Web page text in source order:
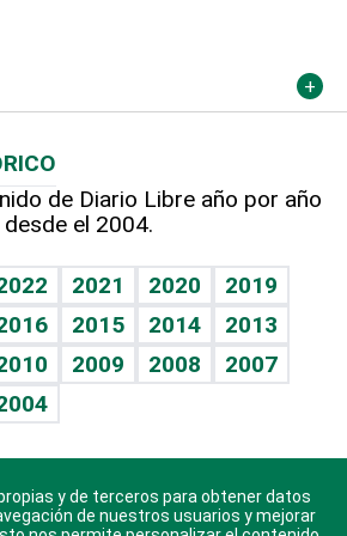
de Diario Libre año por año
desde el 2004.
2021 2020
2019
2015 2014
2013
2009 2008
2007
aplicaciones para Android, iOS y
sistema Huawei.
y de terceros para obtener datos
de nuestros usuarios y mejorar